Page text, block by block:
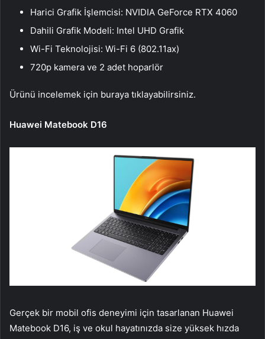
Harici Grafik İşlemcisi: NVIDIA GeForce RTX 4060
Dahili Grafik Modeli: Intel UHD Grafik
Wi-Fi Teknolojisi: Wi-Fi 6 (802.11ax)
720p kamera ve 2 adet hoparlör
Ürünü incelemek için buraya tıklayabilirsiniz.
Huawei Matebook D16
Gerçek bir mobil ofis deneyimi için tasarlanan Huawei
Matebook D16, iş ve okul hayatınızda size yüksek hızda